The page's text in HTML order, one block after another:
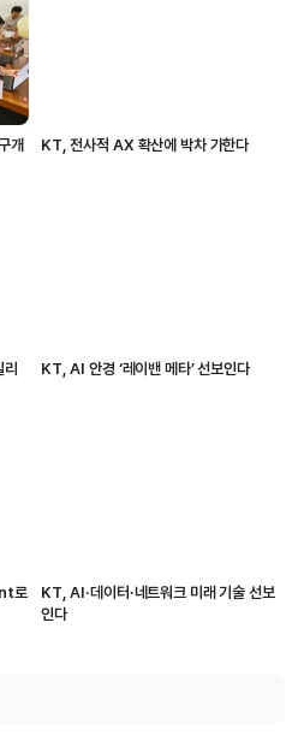
개
KT, 전사적 AX 확산에 박차 가한다
KT, AI 안경 ‘레이밴 메타’ 선보인다
로
KT, AI·데이터·네트워크 미래 기술 선보
인다